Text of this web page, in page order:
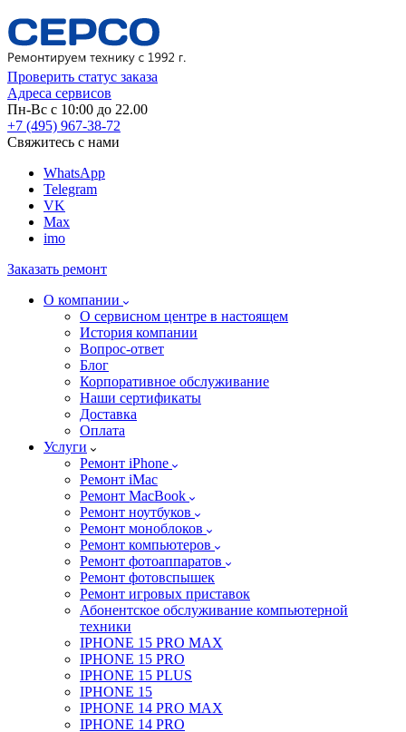
Проверить статус заказа
Адреса сервисов
Пн-Вс с 10:00 до 22.00
+7 (495) 967-38-72
Свяжитесь с нами
WhatsApp
Telegram
VK
Max
imo
Заказать ремонт
О компании
О сервисном центре в настоящем
История компании
Вопрос-ответ
Блог
Корпоративное обслуживание
Наши сертификаты
Доставка
Оплата
Услуги
Ремонт iPhone
Ремонт iMac
Ремонт MacBook
Ремонт ноутбуков
Ремонт моноблоков
Ремонт компьютеров
Ремонт фотоаппаратов
Ремонт фотовспышек
Ремонт игровых приставок
Абонентское обслуживание компьютерной
техники
IPHONE 15 PRO MAX
IPHONE 15 PRO
IPHONE 15 PLUS
IPHONE 15
IPHONE 14 PRO MAX
IPHONE 14 PRO